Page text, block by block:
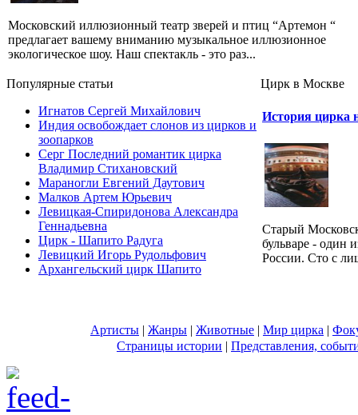
Московский иллюзионный театр зверей и птиц “Артемон “
предлагает вашему вниманию музыкальное иллюзионное
экологическое шоу. Наш спектакль - это раз...
Популярные cтатьи
Игнатов Сергей Михайлович
Индия освобождает слонов из цирков и
зоопарков
Серг Последний романтик цирка
Владимир Стихановский
Мараногли Евгений Даутович
Малков Артем Юрьевич
Левицкая-Спиридонова Александра
Геннадьевна
Цирк - Шапито Радуга
Левицкий Игорь Рудольфович
Архангельский цирк Шапито
Цирк в Москве
История цирка
Cтарый
бульваре - один
России. Сто с
Артисты | Жанры | Животные | Мир цирка |
Страницы истории | Представления,